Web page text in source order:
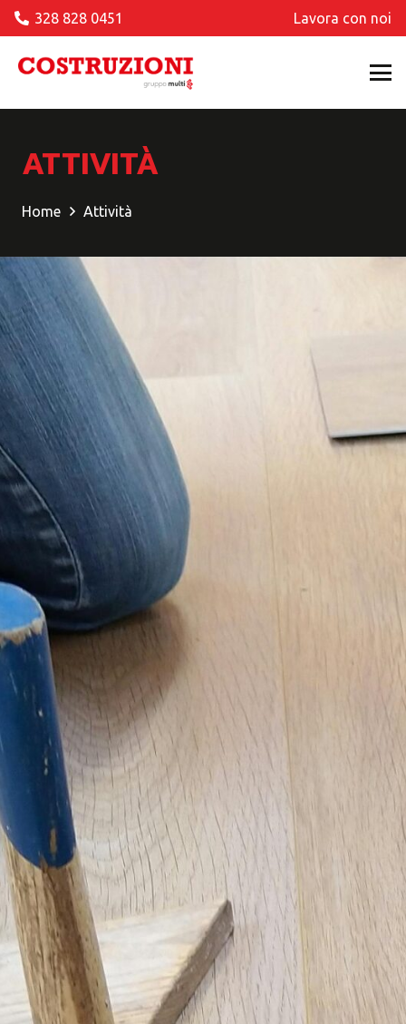
328 828 0451 Lavora con noi
ATTIVITÀ
Home Attività